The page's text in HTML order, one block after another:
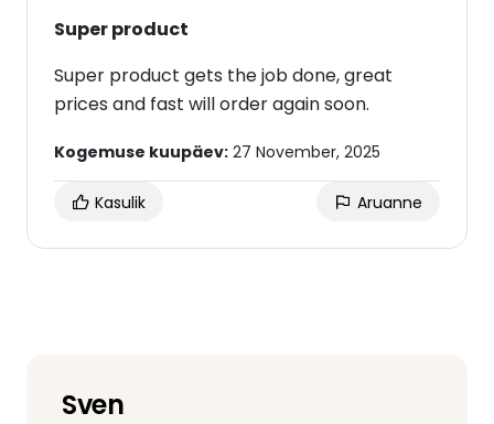
Super product
Super product gets the job done, great
prices and fast will order again soon.
Kogemuse kuupäev: 27 November, 2025
Kasulik Aruanne
Sven